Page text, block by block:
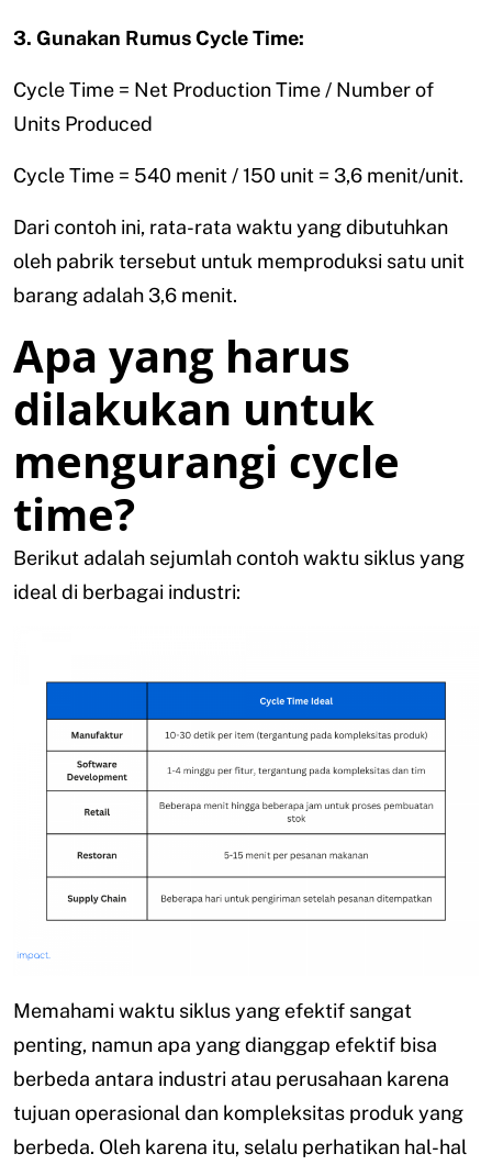
3. Gunakan Rumus Cycle Time:
Cycle Time = Net Production Time / Number of
Units Produced
Cycle Time = 540 menit / 150 unit = 3,6 menit/unit.
Dari contoh ini, rata-rata waktu yang dibutuhkan
oleh pabrik tersebut untuk memproduksi satu unit
barang adalah 3,6 menit.
Apa yang harus
dilakukan untuk
mengurangi cycle
time?
Berikut adalah sejumlah contoh waktu siklus yang
ideal di berbagai industri:
Memahami waktu siklus yang efektif sangat
penting, namun apa yang dianggap efektif bisa
berbeda antara industri atau perusahaan karena
tujuan operasional dan kompleksitas produk yang
berbeda. Oleh karena itu, selalu perhatikan hal-hal